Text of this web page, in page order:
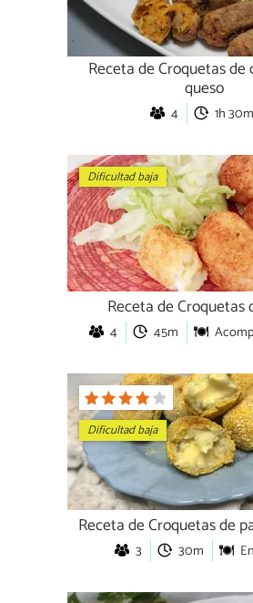
Receta de Croquetas de
queso
4 1h 30m
Dificultad baja
Receta de Croquetas
4 45m
Dificultad baja
Receta de Croquetas de
3 30m